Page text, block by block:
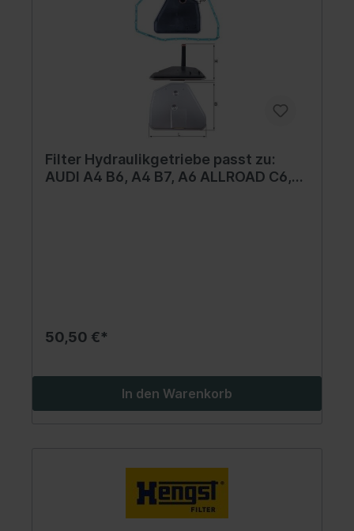
Filter Hydraulikgetriebe passt zu:
AUDI A4 B6, A4 B7, A6 ALLROAD C6,
50,50 €*
In den Warenkorb